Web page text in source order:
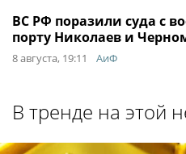
ВС РФ поразили суда с
порту Николаев и
8 августа, 19:11 АиФ
В тренде на этой